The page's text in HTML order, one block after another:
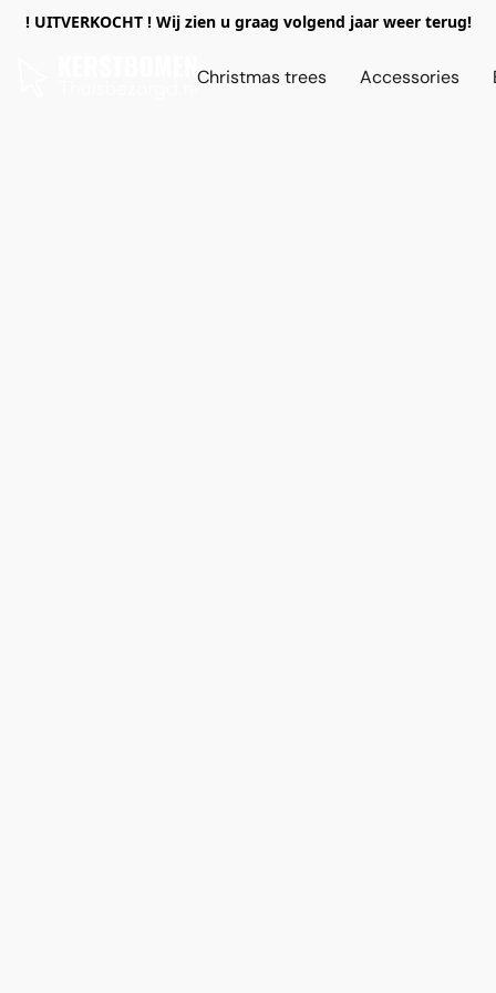
! UITVERKOCHT ! Wij zien u graag volgend jaar weer terug!
Christmas trees Accessories